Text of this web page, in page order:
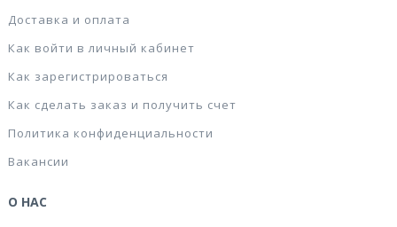
Доставка и оплата
Как войти в личный кабинет
Как зарегистрироваться
Как сделать заказ и получить счет
Политика конфиденциальности
Вакансии
О НАС